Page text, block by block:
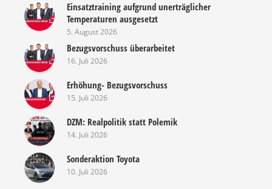
Einsatztraining aufgrund unerträglicher
Temperaturen ausgesetzt
5. August 2026
Bezugsvorschuss überarbeitet
16. Juli 2026
Erhöhung- Bezugsvorschuss
15. Juli 2026
DZM: Realpolitik statt Polemik
14. Juli 2026
Sonderaktion Toyota
10. Juli 2026